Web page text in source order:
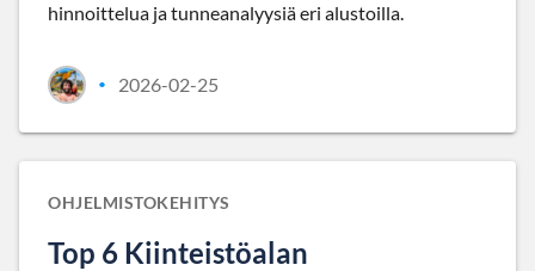
hinnoittelua ja tunneanalyysiä eri alustoilla.
• 2026-02-25
OHJELMISTOKEHITYS
Top 6 Kiinteistöalan